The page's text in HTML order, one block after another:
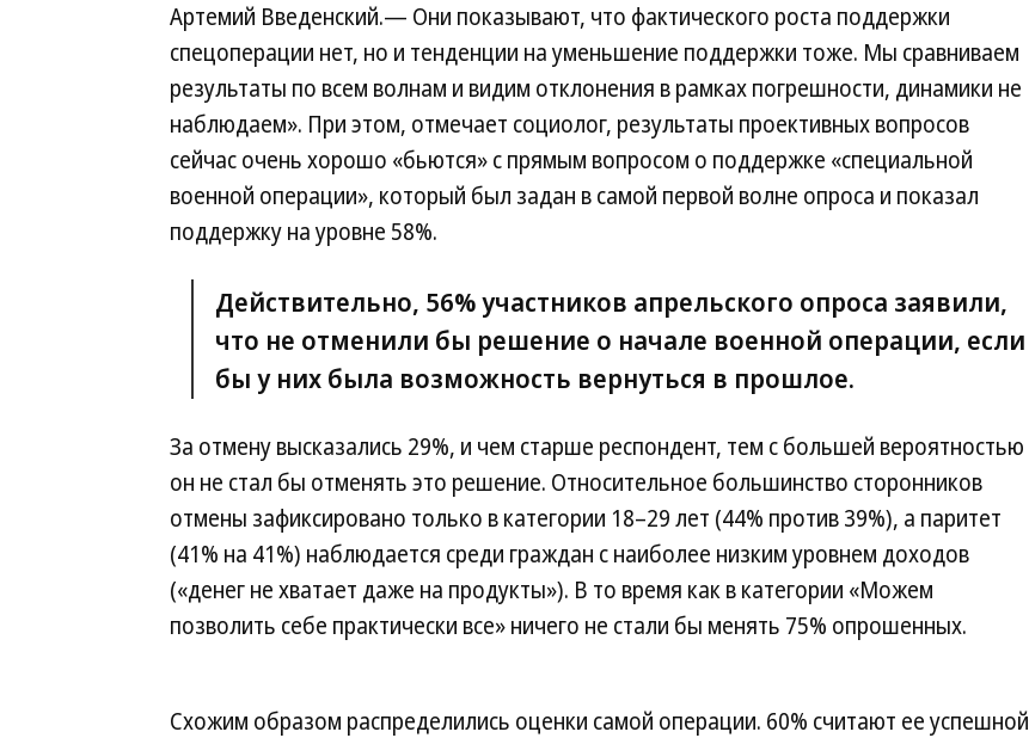
Артемий Введенский.— Они показывают, что фактического роста поддержки
спецоперации нет, но и тенденции на уменьшение поддержки тоже. Мы сравниваем
результаты по всем волнам и видим отклонения в рамках погрешности, динамики не
наблюдаем». При этом, отмечает социолог, результаты проективных вопросов
сейчас очень хорошо «бьются» с прямым вопросом о поддержке «специальной
военной операции», который был задан в самой первой волне опроса и показал
поддержку на уровне 58%.
Действительно, 56% участников апрельского опроса заявили,
что не отменили бы решение о начале военной операции, если
бы у них была возможность вернуться в прошлое.
За отмену высказались 29%, и чем старше респондент, тем с большей вероятностью
он не стал бы отменять это решение. Относительное большинство сторонников
отмены зафиксировано только в категории 18–29 лет (44% против 39%), а паритет
(41% на 41%) наблюдается среди граждан с наиболее низким уровнем доходов
(«денег не хватает даже на продукты»). В то время как в категории «Можем
позволить себе практически все» ничего не стали бы менять 75% опрошенных.
Схожим образом распределились оценки самой операции. 60% считают ее успешной